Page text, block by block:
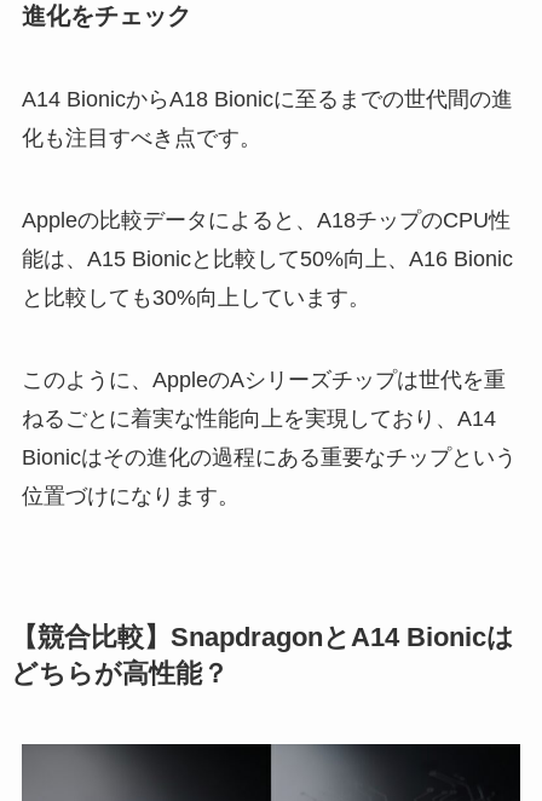
進化をチェック
A14 BionicからA18 Bionicに至るまでの世代間の進
化も注目すべき点です。
Appleの比較データによると、A18チップのCPU性
能は、A15 Bionicと比較して50%向上、A16 Bionic
と比較しても30%向上しています。
このように、AppleのAシリーズチップは世代を重
ねるごとに着実な性能向上を実現しており、A14
Bionicはその進化の過程にある重要なチップという
位置づけになります。
【競合比較】SnapdragonとA14 Bionicは
どちらが高性能？